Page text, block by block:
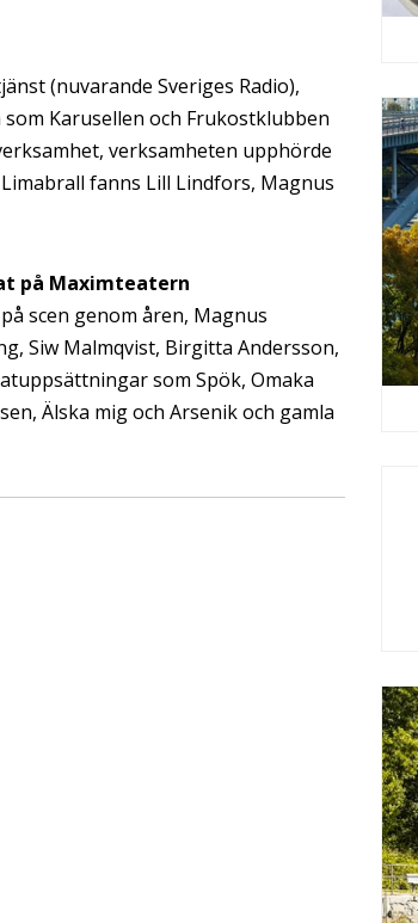
(nuvarande Sveriges Radio),
Karusellen och Frukostklubben
verksamheten upphörde
fanns Lill Lindfors, Magnus
på Maximteatern
scen genom åren, Magnus
Siw Malmqvist, Birgitta Andersson,
som Spök, Omaka
Älska mig och Arsenik och gamla